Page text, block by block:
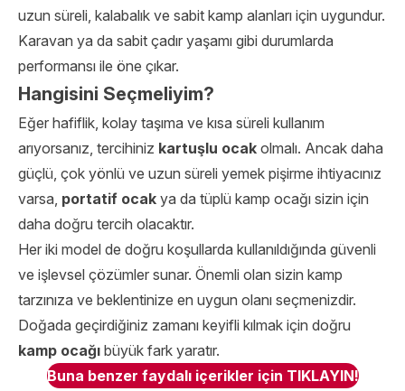
uzun süreli, kalabalık ve sabit kamp alanları için uygundur.
Karavan ya da sabit çadır yaşamı gibi durumlarda
performansı ile öne çıkar.
Hangisini Seçmeliyim?
Eğer hafiflik, kolay taşıma ve kısa süreli kullanım
arıyorsanız, tercihiniz kartuşlu ocak olmalı. Ancak daha
güçlü, çok yönlü ve uzun süreli yemek pişirme ihtiyacınız
varsa, portatif ocak ya da tüplü kamp ocağı sizin için
daha doğru tercih olacaktır.
Her iki model de doğru koşullarda kullanıldığında güvenli
ve işlevsel çözümler sunar. Önemli olan sizin kamp
tarzınıza ve beklentinize en uygun olanı seçmenizdir.
Doğada geçirdiğiniz zamanı keyifli kılmak için doğru
kamp ocağı büyük fark yaratır.
Buna benzer faydalı içerikler için TIKLAYIN!